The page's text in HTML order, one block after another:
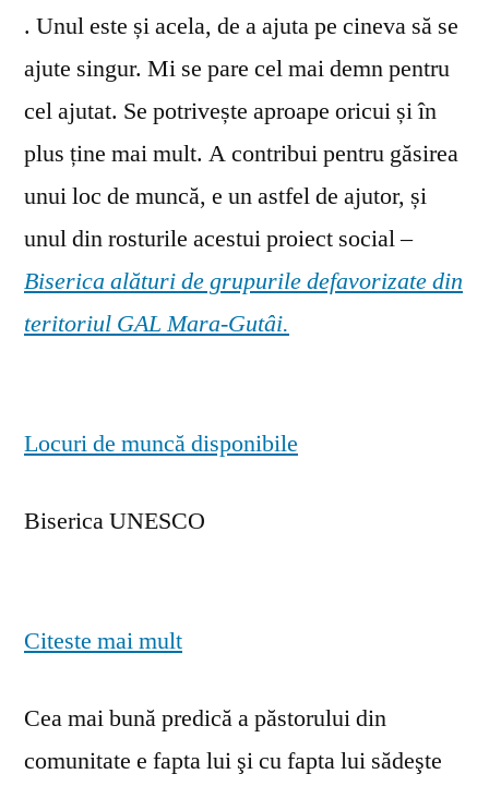
. Unul este și acela, de a ajuta pe cineva să se
ajute singur. Mi se pare cel mai demn pentru
cel ajutat. Se potrivește aproape oricui și în
plus ține mai mult. A contribui pentru găsirea
unui loc de muncă, e un astfel de ajutor, și
unul din rosturile acestui proiect social –
Biserica alături de grupurile defavorizate din
teritoriul GAL Mara-Gutâi.
Locuri de muncă disponibile
Biserica UNESCO
Citeste mai mult
Cea mai bună predică a păstorului din
comunitate e fapta lui şi cu fapta lui sădeşte